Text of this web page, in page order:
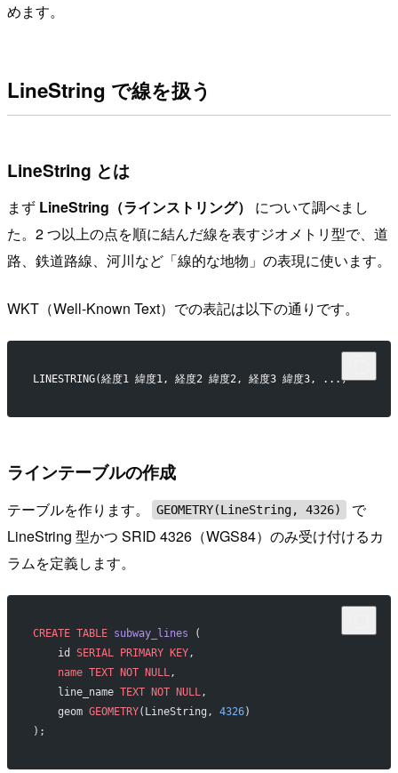
めます。
LineString で線を扱う
LineString とは
まず LineString（ラインストリング）
について調べまし
た。2 つ以上の点を順に結んだ線を表すジオメトリ型で、道
路、鉄道路線、河川など「線的な地物」の表現に使います。
WKT（Well-Known Text）での表記は以下の通りです。
LINESTRING(経度1 緯度1, 経度2 緯度2, 経度3 緯度3, ...)
ラインテーブルの作成
テーブルを作ります。 GEOMETRY(LineString, 4326)
で
LineString 型かつ SRID 4326（WGS84）のみ受け付けるカ
ラムを定義します。
CREATE TABLE subway_lines (
    id
SERIAL PRIMARY KEY,
    name
TEXT NOT NULL ,
    line_name
TEXT NOT NULL ,
    geom
GEOMETRY(LineString, 4326)
);